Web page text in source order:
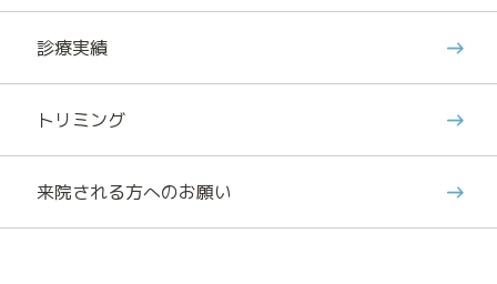
診療実績
トリミング
来院される方へのお願い